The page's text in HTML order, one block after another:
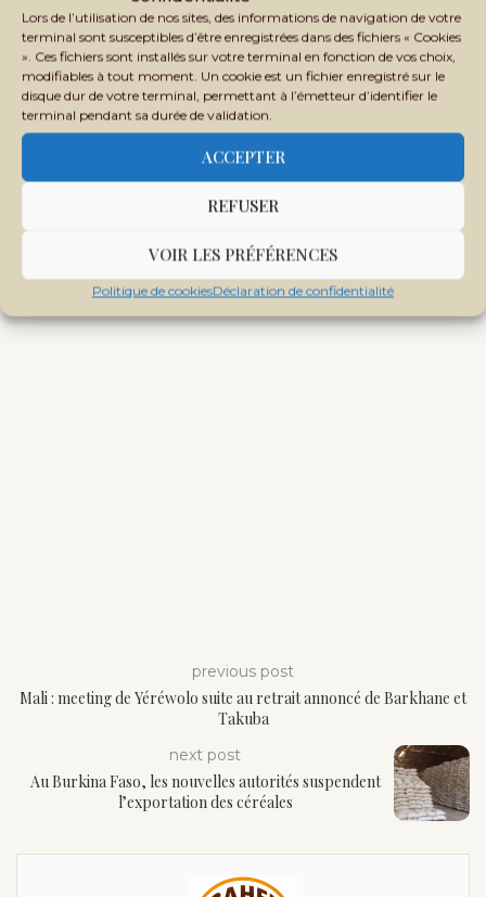
Lors de l’utilisation de nos sites, des informations de navigation de votre
terminal sont susceptibles d’être enregistrées dans des fichiers « Cookies
». Ces fichiers sont installés sur votre terminal en fonction de vos choix,
modifiables à tout moment. Un cookie est un fichier enregistré sur le
disque dur de votre terminal, permettant à l’émetteur d’identifier le
terminal pendant sa durée de validation.
ACCEPTER
REFUSER
VOIR LES PRÉFÉRENCES
Politique de cookiesDéclaration de confidentialité
Tags: ALIOUNE TINE DROITS DES FEMMES ÉDUCATION
MALI SÉCURITÉ SITUATION SÉCURITAIRE TRANSITION
previous post
Mali : meeting de Yéréwolo suite au retrait annoncé de Barkhane et
Takuba
next post
Au Burkina Faso, les nouvelles autorités suspendent
l’exportation des céréales